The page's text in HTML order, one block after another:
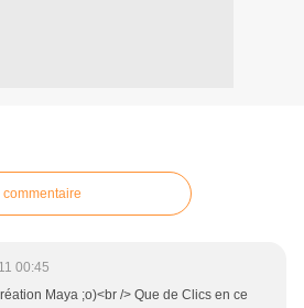
00:45
Maya ;o)<br /> Que de Clics en ce